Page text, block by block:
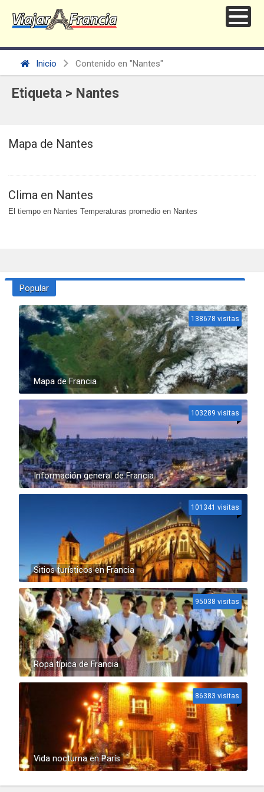
Inicio Contenido en "Nantes"
Etiqueta > Nantes
Mapa de Nantes
Clima en Nantes
El tiempo en Nantes Temperaturas promedio en Nantes
Popular
Mapa de Francia
138678 visitas
Información general de Francia
103289 visitas
Sitios turísticos en Francia
101341 visitas
Ropa típica de Francia
95038 visitas
Vida nocturna en París
86383 visitas